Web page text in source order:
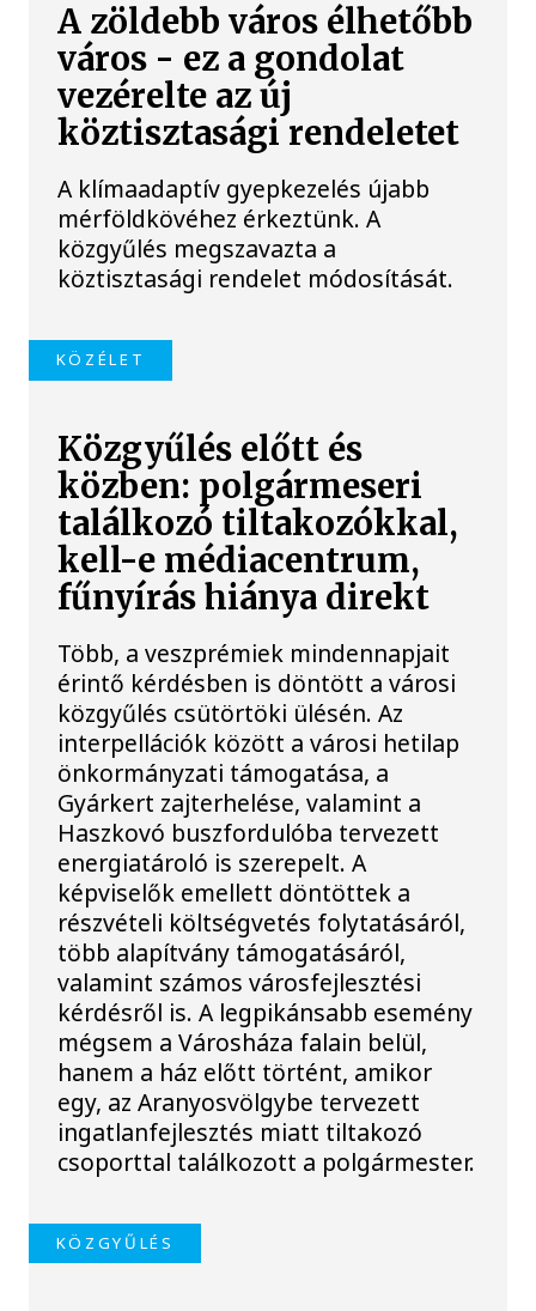
A zöldebb város élhetőbb
város - ez a gondolat
vezérelte az új
köztisztasági rendeletet
A klímaadaptív gyepkezelés újabb
mérföldkövéhez érkeztünk. A
közgyűlés megszavazta a
köztisztasági rendelet módosítását.
KÖZÉLET
Közgyűlés előtt és
közben: polgármeseri
találkozó tiltakozókkal,
kell-e médiacentrum,
fűnyírás hiánya direkt
Több, a veszprémiek mindennapjait
érintő kérdésben is döntött a városi
közgyűlés csütörtöki ülésén. Az
interpellációk között a városi hetilap
önkormányzati támogatása, a
Gyárkert zajterhelése, valamint a
Haszkovó buszfordulóba tervezett
energiatároló is szerepelt. A
képviselők emellett döntöttek a
részvételi költségvetés folytatásáról,
több alapítvány támogatásáról,
valamint számos városfejlesztési
kérdésről is. A legpikánsabb esemény
mégsem a Városháza falain belül,
hanem a ház előtt történt, amikor
egy, az Aranyosvölgybe tervezett
ingatlanfejlesztés miatt tiltakozó
csoporttal találkozott a polgármester.
KÖZGYŰLÉS